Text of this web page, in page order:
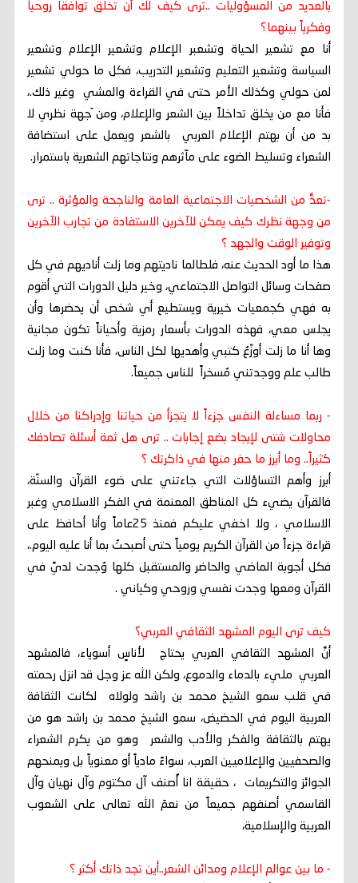
بالعديد من المسؤوليات ..ترى كيف لك أن تخلق توافقا روحياً
وفكرياً بينهما؟
أنا مع تشعير الحياة وتشعبر الإعلام وتشعير الإعلام وتشعير
السياسة وتشعير التعليم وتشعير التدريب، فكل ما حولي تشعير
لمن حولي وكذلك الأمر حتى في القراءة والمشي وغير ذلك.،
فأنا مع من يخلق تداخلاً بين الشعر والإعلام، ومن َجهة نظري لا
بد من أن بهتم الإعلام العربي بالشعر ويعمل على استضافة
الشعراء وتسليط الضوء على مآثرهم ونتاجاتهم الشعرية باستمرار.
-تعدّٰ من الشخصيات الاجتماعية العامة والناجحة والمؤثرة .. ترى
من وجهة نظرك كيف يمكن للآخرين الاستفادة من تجارب الآخرين
وتوفير الوقت والجهد ؟
هذا ما أود الحديث عنه، فلطالما ناديتهم وما زلت أناديهم في كل
صفحات وسائل التواصل الاجتماعي، وخير دليل الدورات التي أقوم
به فهي كجمعيات خيرية ويستطيع أي شخص أن يحضرها وأن
يجلس معي، فهذه الدورات بأسعار رمزية وأحياناً تكون مجانية
وها أنا ما زلت أوزّعُ كتبي وأهديها لكل الناس، فأنا كنت وما زلت
طالب علم ووجدتني مُسخراً للناس جميعاً.
- ربما مساءلة النفس جزءاً لا يتجزأ من حياتنا وإدراكنا من خلال
محاولات شتى لإيجاد بضع إجابات .. ترى هل ثمة أسئلة تصادفك
كثيراً.. وما أبرز ما حفر منها في ذاكرتك ؟
أبرز وأهم التساؤلات التي جاءتني على ضوء القرآن والسنّة،
فالقرآن يضيء كل المناطق المعنمة في الفكر الاسلامي وغبر
الاسلامي ، ولا اخفي عليكم فمنذ 25عاماً وأنا أحافظ على
قراءة جزءاً من القرآن الكريم يومياً حتى أصبحتُ بما أنا عليه اليوم.،
فكل أجوبة الماضي والحاضر والمستقبل كلها وُجدت لديَّ في
القرآن ومعها وجدت نفسي وروحي وكياني .
كيف ترى اليوم المشهد الثقافي العربي؟
أنَّ المشهد الثقافي العربي يحتاج لأناسٍ أسوياء، فالمشهد
العربي مليء بالدماء والدموع، ولكن الله عز وجل قد انزل رحمته
في قلب سمو الشيخ محمد بن راشد ولولاه لكانت الثقافة
العربية اليوم في الحضيض، سمو الشيخ محمد بن راشد هو من
يهتم بالثقافة والفكر والأدب والشعر وهو من يكرم الشعراء
والصحفيين والإعلاميين العرب، سواءً مادياً أو معنوياً بل ويمنحهم
الجوائز والتكريمات ، حقيقة انا أُُصنف آل مكتوم وآل نهيان وآل
القاسمي أصنفهم جميعاً من نعمَ الله تعالى على الشعوب
العربية والإسلامية،
- ما بين عوالم الإعلام ومدائن الشعر..أين تجد ذاتك أكثر ؟